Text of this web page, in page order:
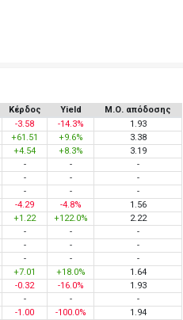
Κέρδος Yield
Μ.Ο. απόδοσης
-3.58 -14.3%
1.93
+61.51 +9.6%
3.38
+4.54 +8.3%
3.19
- -
-
- -
-
- -
-
-4.29 -4.8%
1.56
+1.22 +122.0%
2.22
- -
-
- -
-
- -
-
+7.01 +18.0%
1.64
-0.32 -16.0%
1.93
- -
-
-1.00 -100.0%
1.94